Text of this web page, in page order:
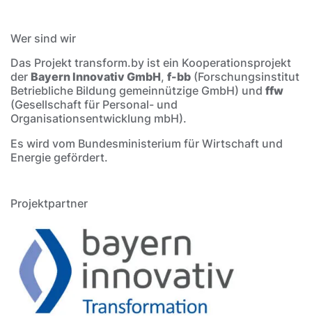
Wer sind wir
Das Projekt transform.by ist ein Kooperationsprojekt
der Bayern Innovativ GmbH, f-bb (Forschungsinstitut
Betriebliche Bildung gemeinnützige GmbH) und ffw
(Gesellschaft für Personal- und
Organisationsentwicklung mbH).
Es wird vom Bundesministerium für Wirtschaft und
Energie gefördert.
Projektpartner